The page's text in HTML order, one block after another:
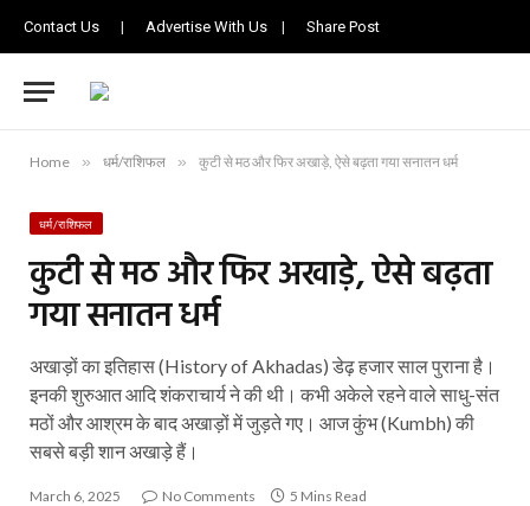
Contact Us | Advertise With Us | Share Post
Home » धर्म/राशिफल » कुटी से मठ और फिर अखाड़े, ऐसे बढ़ता गया सनातन धर्म
धर्म/राशिफल
कुटी से मठ और फिर अखाड़े, ऐसे बढ़ता
गया सनातन धर्म
अखाड़ों का इतिहास (History of Akhadas) डेढ़ हजार साल पुराना है।
इनकी शुरुआत आदि शंकराचार्य ने की थी। कभी अकेले रहने वाले साधु-संत
मठों और आश्रम के बाद अखाड़ों में जुड़ते गए। आज कुंभ (Kumbh) की
सबसे बड़ी शान अखाड़े हैं।
March 6, 2025 No Comments 5 Mins Read